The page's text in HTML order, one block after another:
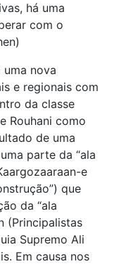
há uma
com o
uma nova
e regionais com
da classe
Rouhani como
de uma
parte da “ala
e
que
da “ala
(Principalistas
Supremo Ali
Em causa nos